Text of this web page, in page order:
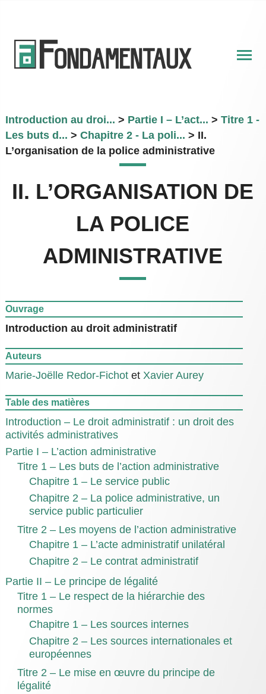
content
Introduction au droi... > Partie I – L’act... > Titre 1 -
Les buts d... > Chapitre 2 - La poli... > II.
L’organisation de la police administrative
II. L’ORGANISATION DE
LA POLICE
ADMINISTRATIVE
Ouvrage
Introduction au droit administratif
Auteurs
Marie-Joëlle Redor-Fichotet Xavier Aurey
Table des matières
Introduction – Le droit administratif : un droit des
activités administratives
Partie I – L’action administrative
Titre 1 – Les buts de l’action administrative
Chapitre 1 – Le service public
Chapitre 2 – La police administrative, un
service public particulier
Titre 2 – Les moyens de l’action administrative
Chapitre 1 – L’acte administratif unilatéral
Chapitre 2 – Le contrat administratif
Partie II – Le principe de légalité
Titre 1 – Le respect de la hiérarchie des
normes
Chapitre 1 – Les sources internes
Chapitre 2 – Les sources internationales et
européennes
Titre 2 – Le mise en œuvre du principe de
légalité